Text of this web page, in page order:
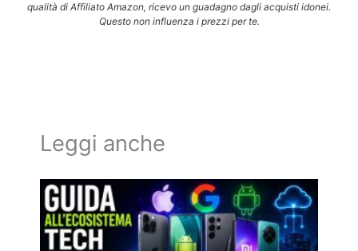
qualità di Affiliato Amazon, ricevo un guadagno dagli acquisti idonei.
Questo non influenza i prezzi per te.
Leggi anche